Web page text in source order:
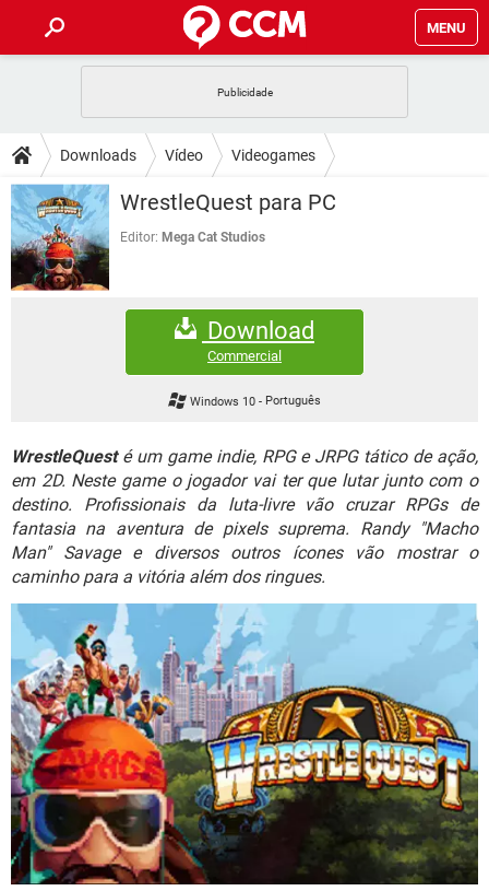
MENU
CELULAR FACEBOOK
OUTLOOK EXCEL
INSTAGRAM GMAIL
GUIA DE COMPRAS
DICAS
JOGOS WHATSAPP
CELULAR FACEBOOK
OUTLOOK
INSTAGRAM
DOWNLOADS
JOGOS WHATSAPP
CELULAR
EXCEL
GMAIL
FÓRUM
JOGOS
FACEBOOK
EXCEL
GMAIL
WHATSAPP
INSTAGRAM GMAIL
GUIA DE COMPRAS
Downloads Vídeo Videogames
WrestleQuest para PC
Editor: Mega Cat Studios
Download
Commercial
Windows 10- Português
WrestleQuesté um game indie, RPG e JRPG tático de ação,
em 2D. Neste game o jogador vai ter que lutar junto com o
destino. Profissionais da luta-livre vão cruzar RPGs de
fantasia na aventura de pixels suprema. Randy "Macho
Man" Savage e diversos outros ícones vão mostrar o
caminho para a vitória além dos ringues.